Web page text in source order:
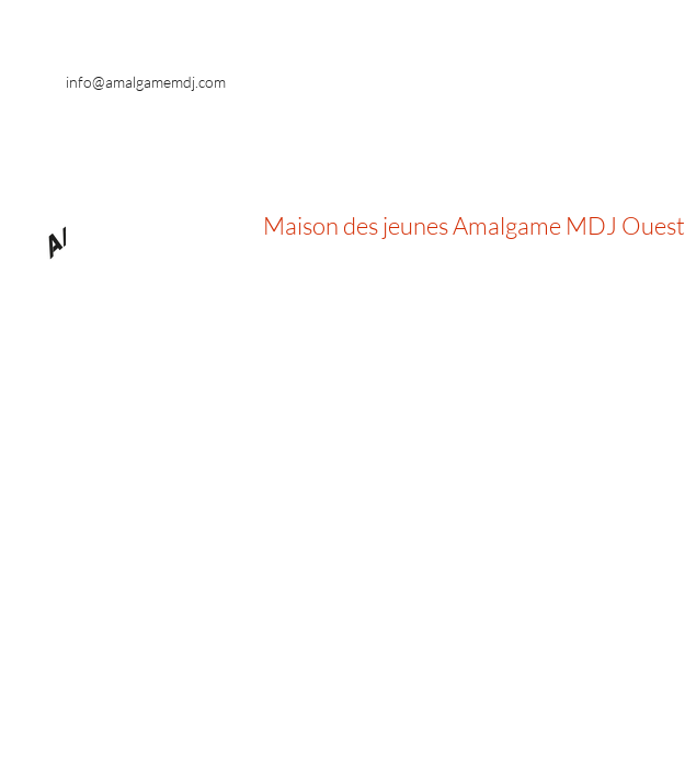
info@amalgamemdj.com
Maison des jeunes Amalgame MDJ Ouest